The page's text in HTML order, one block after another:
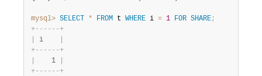
mysql> SELECT * FROM t WHERE i = 1 FOR SHARE;
+- - - - - -+
i
+- - - - - -+
    1
+- - - - - -+